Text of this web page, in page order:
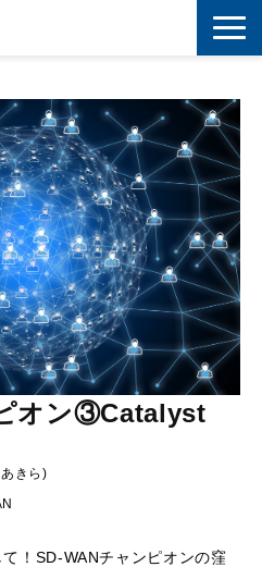
ティング
ュリティ
IoT
ーション
ルアップ
語解説
オン③Catalyst
きら)
！SD-WANチャンピオンの窪